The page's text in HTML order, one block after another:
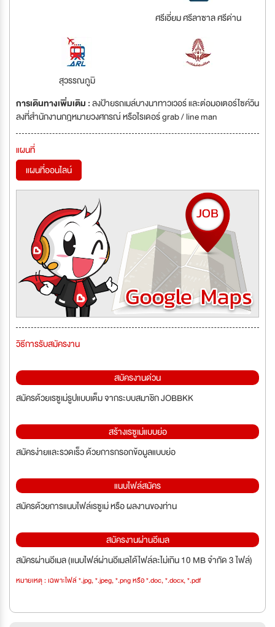
ศรีเอี่ยม ศรีลาซาล ศรีด่าน
สุวรรณภูมิ
การเดินทางเพิ่มเติม :ลงป้ายรถเมล์บางนาทาวเวอร์ และต่อมอเตอร์ไซค์วิน
ลงที่สำนักงานกฎหมายวงศกรณ์ หรือไรเดอร์ grab / line man
แผนที่
แผนที่ออนไลน์
วิธีการรับสมัครงาน
สมัครงานด่วน
สมัครด้วยเรซูเม่รูปแบบเต็ม จากระบบสมาชิก JOBBKK
สร้างเรซูเม่แบบย่อ
สมัครง่ายและรวดเร็ว ด้วยการกรอกข้อมูลแบบย่อ
แนบไฟล์สมัคร
สมัครด้วยการแนบไฟล์เรซูเม่ หรือ ผลงานของท่าน
สมัครงานผ่านอีเมล
สมัครผ่านอีเมล (แนบไฟล์ผ่านอีเมลได้ไฟล์ละไม่เกิน 10 MB จำกัด 3 ไฟล์)
หมายเหตุ : เฉพาะไฟล์ *.jpg, *.jpeg, *.png หรือ *.doc, *.docx, *.pdf